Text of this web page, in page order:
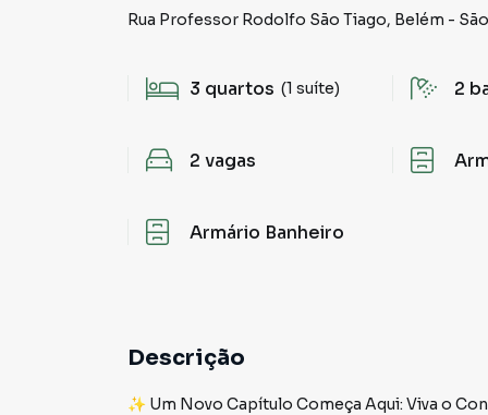
Rua Professor Rodolfo São Tiago, Belém -
3 quartos (1 suíte) 2
2 vagas
Armário Banheiro
Descrição
✨ Um Novo Capítulo Começa Aqui: Viva o